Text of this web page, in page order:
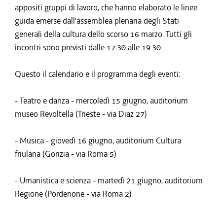
appositi gruppi di lavoro, che hanno elaborato le linee
guida emerse dall'assemblea plenaria degli Stati
generali della cultura dello scorso 16 marzo. Tutti gli
incontri sono previsti dalle 17.30 alle 19.30.
Questo il calendario e il programma degli eventi:
- Teatro e danza - mercoledì 15 giugno, auditorium
museo Revoltella (Trieste - via Diaz 27)
- Musica - giovedì 16 giugno, auditorium Cultura
friulana (Gorizia - via Roma 5)
- Umanistica e scienza - martedì 21 giugno, auditorium
Regione (Pordenone - via Roma 2)